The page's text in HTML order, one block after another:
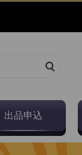
出品申込